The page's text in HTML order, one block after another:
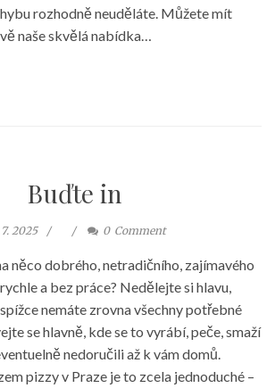
rozhodně neuděláte. Můžete mít
naše skvělá nabídka…
Buďte in
7. 2025 0 Comment
něco dobrého, netradičního, zajímavého
a bez práce? Nedělejte si hlavu,
nemáte zrovna všechny potřebné
se hlavně, kde se to vyrábí, peče, smaží
nedoručili až k vám domů.
pizzy v Praze je to zcela jednoduché –